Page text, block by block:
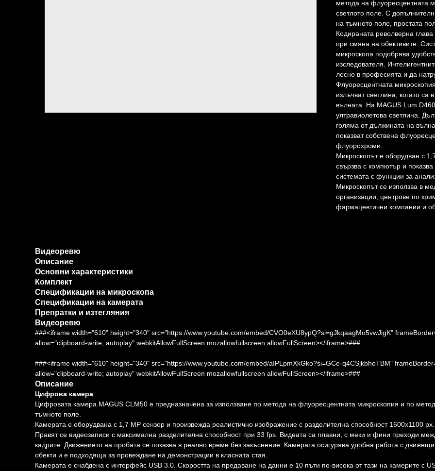
метода на флуоресцентната
светлото поле. С
на тъмното поле, простата
Кодираната револверна
при смяна на обективите.
микроскопа подобрява
изследователя.
лесно в професията и да
Флуоресцентната
излъчват светлина, когато
вълната. На MAGUS Lum
ултравиолетова светлина.
голяма от дължината на
показват собствена
флуорохроми.
Микроскопът е оборудван с
свързва с компютър и
системата с функции за
Микроскопът се използва в
организации, центрове по
фармацевтични компании и
Видеоревю
Описание
Основни характеристики
Комплект
Спецификации на микроскопа
Спецификации на камерата
Препратки и изтегляния
Видеоревю
###<iframe width="610" height="340" src="https://www.youtube.com/embed/CVO0eXU8ypQ?si=gJkqaagMo5vwJigK"
allow="clipboard-write; autoplay" webkitAllowFullScreen mozallowfullscreen allowFullScreen></iframe>###
###<iframe width="610" height="340" src="https://www.youtube.com/embed/aIPLpmXkGko?si=GCe-q4CSjkbhoTBM"
allow="clipboard-write; autoplay" webkitAllowFullScreen mozallowfullscreen allowFullScreen></iframe>###
Описание
Цифрова камера
Цифровата камера MAGUS CLM50 е предназначена за използване по метода на флуоресцентната микроскопия и по
тъмното поле.
Камерата е оборудвана с 1,7 MP сензор и произвежда реалистично изображение с разделителна способност 1600x1100 px.
Правят се видеозаписи с максимална разделителна способност при 33 fps. Видеата са плавни, с меки и фини преходи
кадрите. Движението на пробата се показва в реално време без закъснение. Камерата осигурява удобна работа с
обекти и е подходяща за провеждане на демонстрации в класната стая.
Камерата е снабдена с интерфейс USB 3.0. Скоростта на предаване на данни е 10 пъти по-висока от тази на камерите с